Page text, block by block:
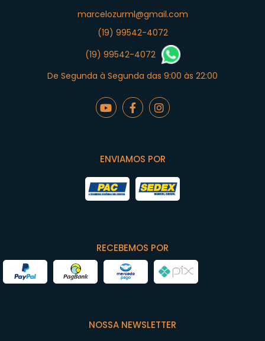
marcelozurml@gmail.com
(19) 99542-4072
(19) 99542-4072
De Segunda à Segunda das 9:00 às 22:00
ENVIAMOS POR
RECEBEMOS POR
NOSSA NEWSLETTER